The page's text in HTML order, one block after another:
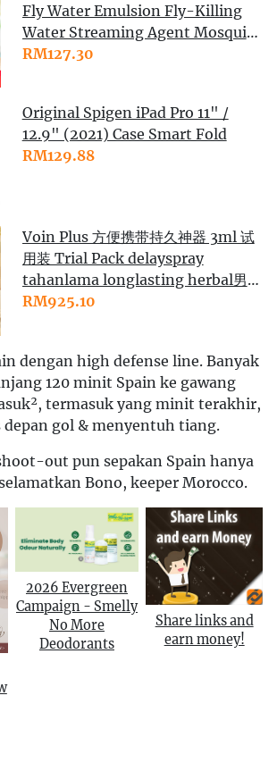
Fly Water Emulsion Fly-Killing
Water Streaming Agent Mosquito
and Fly Water Agent Odorless
RM127.30
Original Spigen iPad Pro 11" /
12.9" (2021) Case Smart Fold
RM129.88
Voin Plus 方便携带持久神器 3ml 试
用装 Trial Pack delayspray
tahanlama longlasting herbal男用
延时喷剂性用品男成人用品情趣外用
RM925.10
dengan high defense line. Banyak
120 minit Spain ke gawang
termasuk yang minit terakhir,
gol & menyentuh tiang.
out pun sepakan Spain hanya
Bono, keeper Morocco.
2026 Evergreen
Campaign - Smelly
No More
Deodorants
Share links and
earn money!